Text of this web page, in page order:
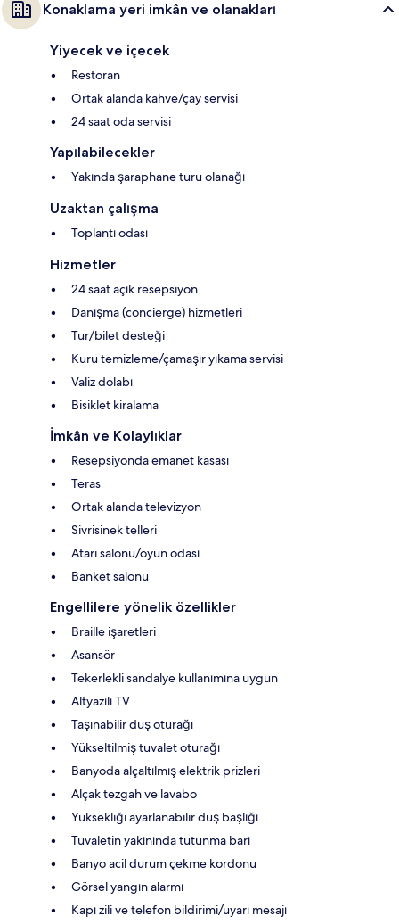
Konaklama yeri imkân ve olanakları
Yiyecek ve içecek
Restoran
Ortak alanda kahve/çay servisi
24 saat oda servisi
Yapılabilecekler
Yakında şaraphane turu olanağı
Uzaktan çalışma
Toplantı odası
Hizmetler
24 saat açık resepsiyon
Danışma (concierge) hizmetleri
Tur/bilet desteği
Kuru temizleme/çamaşır yıkama servisi
Valiz dolabı
Bisiklet kiralama
İmkân ve Kolaylıklar
Resepsiyonda emanet kasası
Teras
Ortak alanda televizyon
Sivrisinek telleri
Atari salonu/oyun odası
Banket salonu
Engellilere yönelik özellikler
Braille işaretleri
Asansör
Tekerlekli sandalye kullanımına uygun
Altyazılı TV
Taşınabilir duş oturağı
Yükseltilmiş tuvalet oturağı
Banyoda alçaltılmış elektrik prizleri
Alçak tezgah ve lavabo
Yüksekliği ayarlanabilir duş başlığı
Tuvaletin yakınında tutunma barı
Banyo acil durum çekme kordonu
Görsel yangın alarmı
Kapı zili ve telefon bildirimi/uyarı mesajı